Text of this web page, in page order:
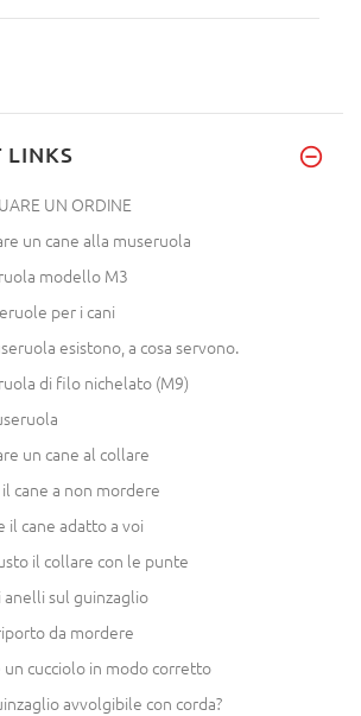
LINKS
UN ORDINE
un cane alla museruola
modello M3
per i cani
esistono, a cosa servono.
di filo nichelato (M9)
un cane al collare
cane a non mordere
il cane adatto a voi
il collare con le punte
anelli sul guinzaglio
da mordere
cucciolo in modo corretto
avvolgibile con corda?